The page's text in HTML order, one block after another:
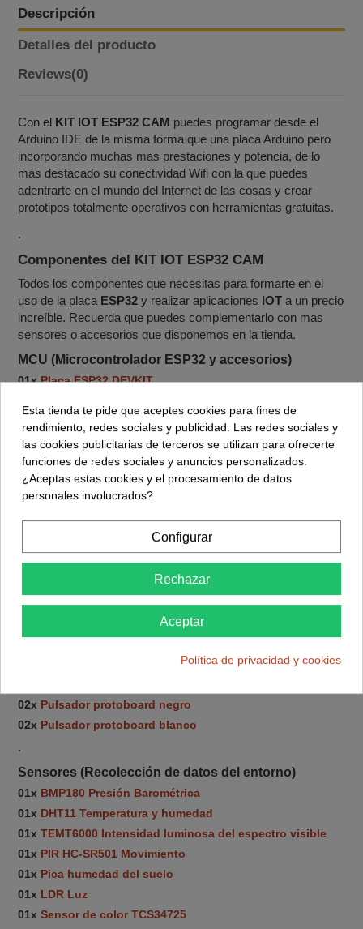
Descripción
Detalles del producto
Reviews(0)
Con el KIT IOT ESP32 CAM puedes programar desde el
Arduino IDE de la misma forma que una placa Arduino pero
incorporando muchas mas prestaciones y potencia, de lo
más destacado su conectividad Wifi con la que puedes
adentrarte en el mundo del Internet de las cosas y crear
prototipos totalmente operativos con herramientas gratuitas.
.
Componentes del KIT IOT ESP32 CAM
Todos los componentes que necesitas para formarte en el
uso de la placa ESP32 y realizar aplicaciones IOT a un precio
increíble. Recuerda que puedes complementarlo con mas
sensores o accesorios que disponemos en la tienda.
MCU (Microcontrolador ESP32 y accesorios)
01xPlaca ESP32 DEVKIT
Base Programación ESP32 CAM
01x Cable microUSB 1m
01xProtoboard 400
30xCables de conexión dupont(M-M) (M-H) (H-H)
07x Resistencias (270 - 4k7 - 10k)
HMI (Interfaz Hombre Maquina)
01xModulo Led RGB 10mm
Modulo Semáforo - Led 10mm
02x Pulsador protoboard negro
02x Pulsador protoboard blanco
.
Sensores (Recolección de datos del entorno)
01x BMP180 Presión Barométrica
01x DHT11 Temperatura y humedad
01xTEMT6000 Intensidad luminosa del espectro visible
01x PIR HC-SR501 Movimiento
01x Pica humedad del suelo
01x LDR Luz
01xSensor de color TCS34725
Esta tienda te pide que aceptes cookies para fines de
rendimiento, redes sociales y publicidad. Las redes sociales y
las cookies publicitarias de terceros se utilizan para ofrecerte
funciones de redes sociales y anuncios personalizados.
¿Aceptas estas cookies y el procesamiento de datos
personales involucrados?
Configurar
Rechazar
Aceptar
Política de privacidad y cookies